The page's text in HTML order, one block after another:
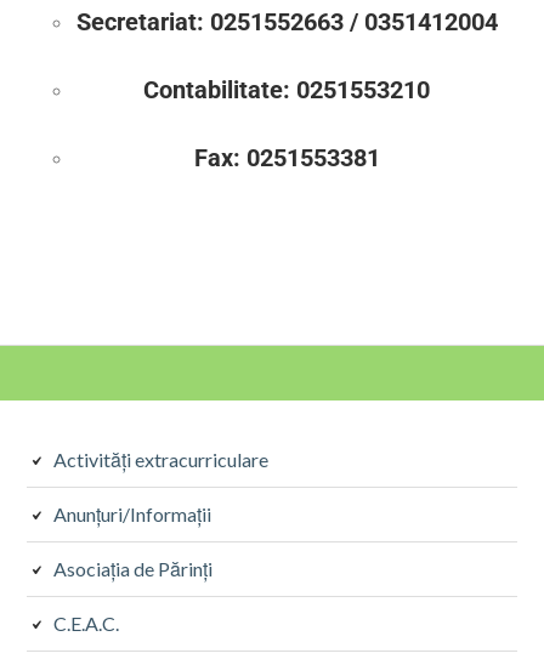
Secretariat: 0251552663 / 0351412004
Contabilitate: 0251553210
Fax: 0251553381
Activități extracurriculare
Anunțuri/Informații
Asociația de Părinți
C.E.A.C.